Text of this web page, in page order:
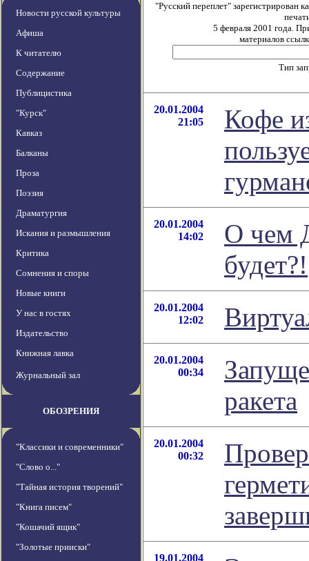
Новости русской культуры
Афиша
К читателю
Содержание
Публицистика
"Курск"
Кавказ
Балканы
Проза
Поэзия
Драматургия
Искания и размышления
Критика
Сомнения и споры
Новые книги
У нас в гостях
Издательство
Книжная лавка
Журнальный зал
ОБОЗРЕНИЯ
"Классики и современники"
"Слово о..."
"Тайная история творений"
"Книга писем"
"Кошачий ящик"
"Золотые прииски"
"Русский переплет" зарегистрирован
5 февраля 2001 года.
материалов
Тип
20.01.2004
21:05
Кофе
20.01.2004
14:02
О чем
будет?!
20.01.2004
12:02
20.01.2004
00:34
ракета
20.01.2004
00:32
19.01.2004